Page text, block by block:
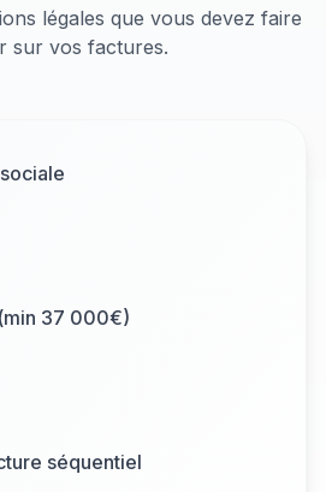
légales que vous devez faire
sur vos factures.
37 000€)
séquentiel